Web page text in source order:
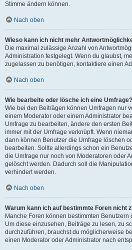
Stimme ändern können.
Nach oben
Wieso kann ich nicht mehr
Die maximal zulässige Anzahl von
Administration festgelegt. Wenn du glaubst,
zugelassen zu benötigen, kontaktiere einen
Nach oben
Wie bearbeite oder lösche ich eine Umfrage?
Wie bei den Beiträgen können Umfragen nur
einem Moderator oder einem Administrator
Umfrage zu bearbeiten, ändere den ersten
immer mit der Umfrage verknüpft. Wenn
dann können Benutzer die Umfrage löschen
bearbeiten. Sollte allerdings schon ein
die Umfrage nur noch von Moderatoren oder
gelöscht werden. Dadurch soll die
verhindert werden.
Nach oben
Warum kann ich auf bestimmte Foren nicht
Manche Foren können bestimmten
Um diese einzusehen, Beiträge zu lesen, zu
durchzuführen, brauchst du möglicherweise
einen Moderator oder Administrator nach